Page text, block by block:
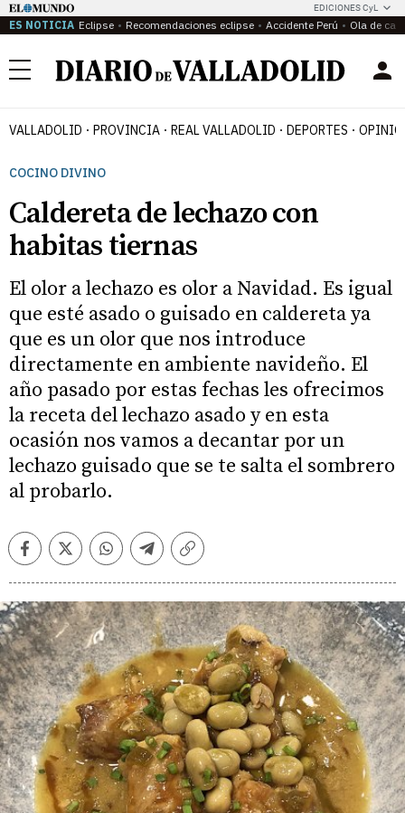
EDICIONES CyL
ES NOTICIA Eclipse Recomendaciones eclipse Accidente Perú Ola de
Menú
VALLADOLID PROVINCIA REAL VALLADOLID DEPORTES
COCINO DIVINO
Caldereta de lechazo con
habitas tiernas
El olor a lechazo es olor a Navidad. Es igual
que esté asado o guisado en caldereta ya
que es un olor que nos introduce
directamente en ambiente navideño. El
año pasado por estas fechas les ofrecimos
la receta del lechazo asado y en esta
ocasión nos vamos a decantar por un
lechazo guisado que se te salta el sombrero
al probarlo.
FacebookTwitterWhatsappTelegramCopiar